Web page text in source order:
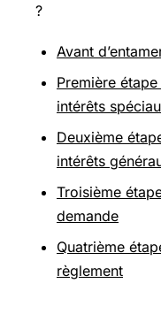
?
Avant
Première
intérêts
Deuxième
intérêts
Troisième
demande
Quatrième
règlement